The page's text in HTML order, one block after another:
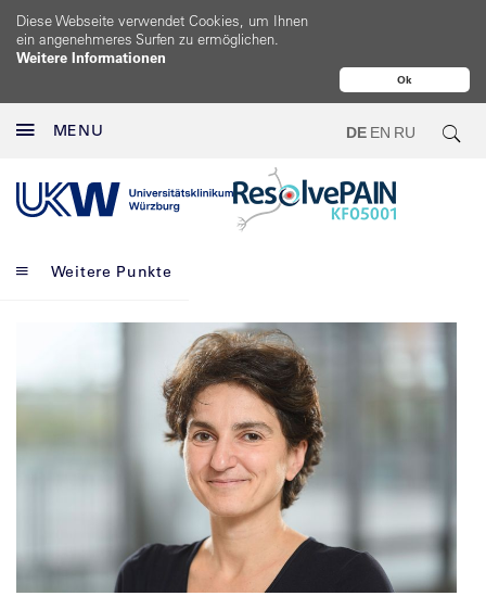
Ok
Diese Webseite verwendet Cookies, um Ihnen
ein angenehmeres Surfen zu ermöglichen.
Weitere Informationen
MENU DE EN RU
Weitere Punkte